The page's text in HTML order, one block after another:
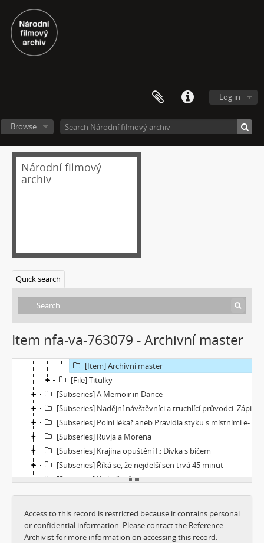
Log in
Browse
Národní filmový
archiv
Quick search
Item nfa-va-763079 - Archivní master
[Subseries] Kamenolom
[Subseries] Modli se jestli chceš aby se země přiblížila a nebe promluvilo s tebou
[Subseries] Plasma
[Subseries] Ruda, minerál, prach, kov
[Subseries] Prolog
[Subseries] Pyramida
[Subseries] Zero Gravity Grave
[Subseries] Jak natáčet v Africe
[File] Náhledy
[File] Filmy
[Item] Archivní master
[File] Titulky
[Subseries] A Memoir in Dance
[Subseries] Nadějní návštěvníci a truchlící průvodci: Zápisky z cestovního deníku temného turisty
[Subseries] Polní lékař aneb Pravidla styku s místními e-dívkami
[Subseries] Ruvja a Morena
[Subseries] Krajina opuštění I.: Dívka s bičem
[Subseries] Říká se, že nejdelší sen trvá 45 minut
[Subseries] Ke kořenům
[Subseries] Ticho před bouří
[Subseries] proxy
[Subseries] Škubej psa
Access to this record is restricted because it contains personal
or confidential information. Please contact the Reference
Archivist for more information on accessing this record.